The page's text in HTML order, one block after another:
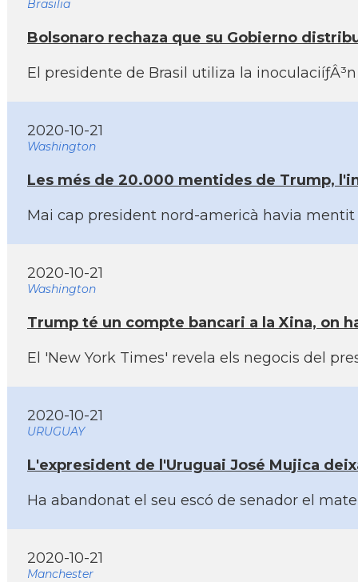
Brasilia
Bolsonaro rechaza que su Gobierno
El presidente de Brasil utiliza la
2020-10-21
Washington
Les més de 20.000 mentides de Trump,
Mai cap president nord-americà havia
2020-10-21
Washington
Trump té un compte bancari a la Xina, on
El 'New York Times' revela els negocis del
2020-10-21
URUGUAY
L'expresident de l'Uruguai José Mujica
Ha abandonat el seu escó de senador el
2020-10-21
Manchester